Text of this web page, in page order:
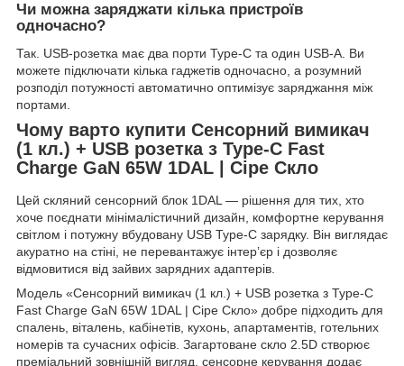
Чи можна заряджати кілька пристроїв
одночасно?
Так. USB-розетка має два порти Type-C та один USB-A. Ви
можете підключати кілька гаджетів одночасно, а розумний
розподіл потужності автоматично оптимізує заряджання між
портами.
Чому варто купити Сенсорний вимикач
(1 кл.) + USB розетка з Type-C Fast
Charge GaN 65W 1DAL | Сіре Скло
Цей скляний сенсорний блок 1DAL — рішення для тих, хто
хоче поєднати мінімалістичний дизайн, комфортне керування
світлом і потужну вбудовану USB Type-C зарядку. Він виглядає
акуратно на стіні, не перевантажує інтер’єр і дозволяє
відмовитися від зайвих зарядних адаптерів.
Модель «Сенсорний вимикач (1 кл.) + USB розетка з Type-C
Fast Charge GaN 65W 1DAL | Сіре Скло» добре підходить для
спалень, віталень, кабінетів, кухонь, апартаментів, готельних
номерів та сучасних офісів. Загартоване скло 2.5D створює
преміальний зовнішній вигляд, сенсорне керування додає